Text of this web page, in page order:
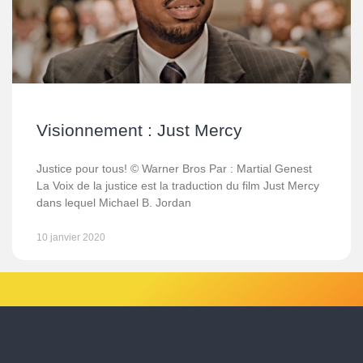
Visionnement : Just Mercy
Justice pour tous! © Warner Bros Par : Martial Genest
La Voix de la justice est la traduction du film Just Mercy
dans lequel Michael B. Jordan
10 janvier 2020